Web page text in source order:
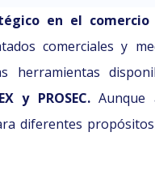
en el comercio
comerciales y
herramientas
y PROSEC.Aunque
diferentes